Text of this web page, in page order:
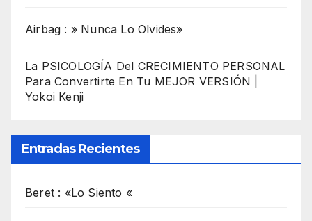
Airbag : » Nunca Lo Olvides»
La PSICOLOGÍA Del CRECIMIENTO PERSONAL
Para Convertirte En Tu MEJOR VERSIÓN |
Yokoi Kenji
Entradas Recientes
Beret : «Lo Siento «